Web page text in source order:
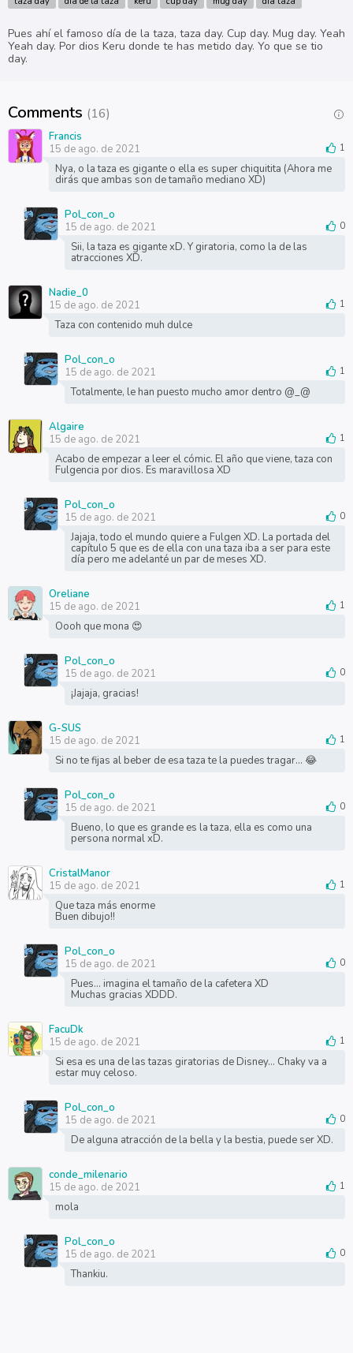
Pues ahí el famoso día de la taza, taza day. Cup day. Mug day. Yeah
Yeah day. Por dios Keru donde te has metido day. Yo que se tio
day.
Comments (16)
Francis
15 de ago. de 2021
1
Nya, o la taza es gigante o ella es super chiquitita (Ahora me
dirás que ambas son de tamaño mediano XD)
Pol_con_o
15 de ago. de 2021
0
Sii, la taza es gigante xD. Y giratoria, como la de las
atracciones XD.
Nadie_0
15 de ago. de 2021
1
Taza con contenido muh dulce
Pol_con_o
15 de ago. de 2021
1
Totalmente, le han puesto mucho amor dentro @_@
Algaire
15 de ago. de 2021
1
Acabo de empezar a leer el cómic. El año que viene, taza con
Fulgencia por dios. Es maravillosa XD
Pol_con_o
15 de ago. de 2021
0
Jajaja, todo el mundo quiere a Fulgen XD. La portada del
capítulo 5 que es de ella con una taza iba a ser para este
día pero me adelanté un par de meses XD.
Oreliane
15 de ago. de 2021
1
Oooh que mona 😍
Pol_con_o
15 de ago. de 2021
0
¡Jajaja, gracias!
G-SUS
15 de ago. de 2021
1
Si no te fijas al beber de esa taza te la puedes tragar... 😂
Pol_con_o
15 de ago. de 2021
0
Bueno, lo que es grande es la taza, ella es como una
persona normal xD.
CristalManor
15 de ago. de 2021
1
Que taza más enorme
Buen dibujo!!
Pol_con_o
15 de ago. de 2021
0
Pues... imagina el tamaño de la cafetera XD
Muchas gracias XDDD.
FacuDk
15 de ago. de 2021
1
Si esa es una de las tazas giratorias de Disney... Chaky va a
estar muy celoso.
Pol_con_o
15 de ago. de 2021
0
De alguna atracción de la bella y la bestia, puede ser XD.
conde_milenario
15 de ago. de 2021
1
mola
Pol_con_o
15 de ago. de 2021
0
Thankiu.